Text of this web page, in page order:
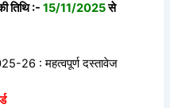
तिथि :- 15/11/2025से
26 : महत्वपूर्ण दस्तावेज